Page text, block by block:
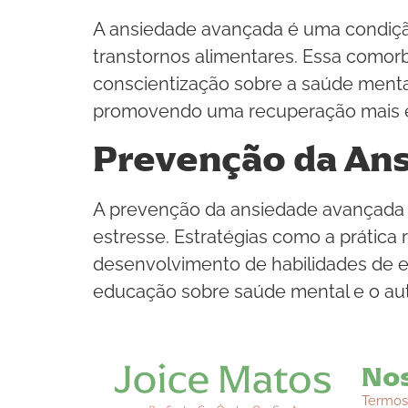
A ansiedade avançada é uma
transtornos alimentares. Essa
conscientização sobre a saúde
promovendo uma recuperação mais
Prevenção da
A prevenção da ansiedade
estresse. Estratégias como a
desenvolvimento de habilidades de
educação sobre saúde mental e o